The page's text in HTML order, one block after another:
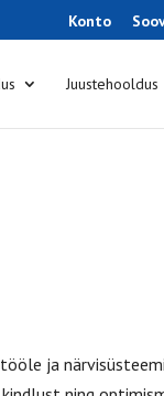
Konto
Juustehooldus
ja